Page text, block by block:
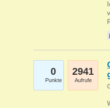
0
Punkte
2941
Aufrufe